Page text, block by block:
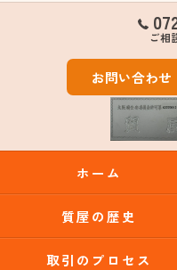
ご相
お問い合わせ
ホーム
質屋の歴史
取引のプロセス